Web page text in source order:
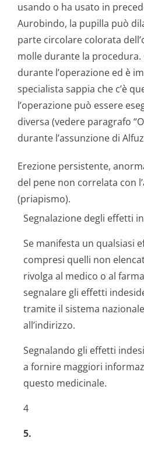
usando o ha usato in
Aurobindo, la pupilla può
parte circolare colorata
molle durante la procedura.
durante l’operazione ed è
specialista sappia che c’è
l’operazione può essere
diversa (vedere paragrafo
durante l’assunzione di
Erezione persistente,
del pene non correlata con
(priapismo).
Segnalazione degli effetti
Se manifesta un qualsiasi
compresi quelli non
rivolga al medico o al
segnalare gli effetti
tramite il sistema
all’indirizzo.
Segnalando gli effetti
a fornire maggiori
questo medicinale.
4
5.